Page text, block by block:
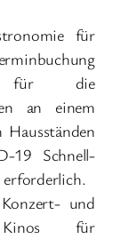
für
für die
an einem
Hausständen
19 Schnell-
erforderlich.
und
Kinos für